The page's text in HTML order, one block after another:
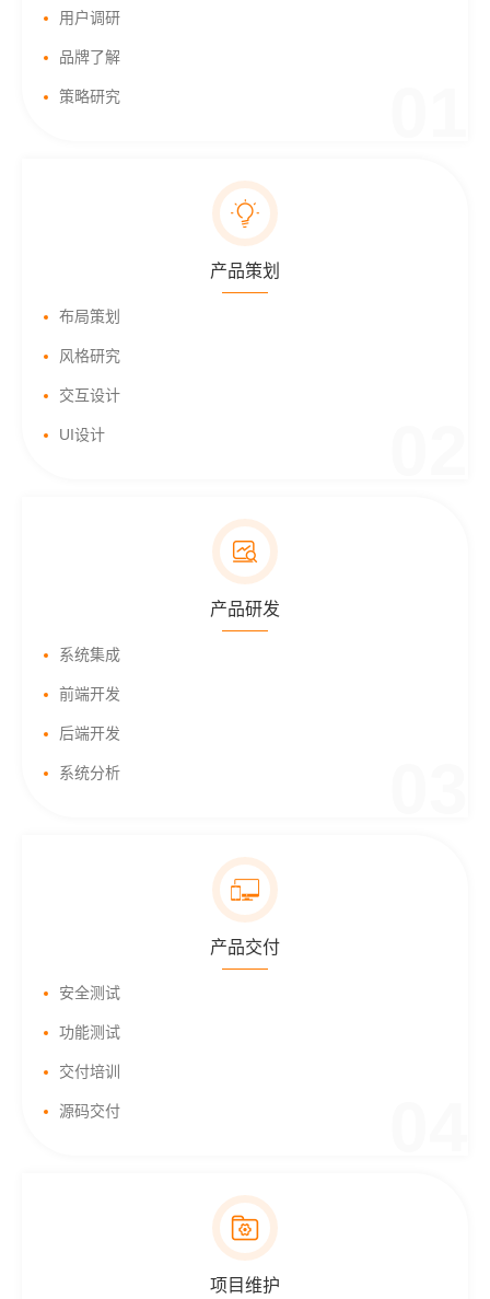
用户调研
品牌了解
策略研究
产品策划
布局策划
风格研究
交互设计
UI设计
产品研发
系统集成
前端开发
后端开发
系统分析
产品交付
安全测试
功能测试
交付培训
源码交付
项目维护